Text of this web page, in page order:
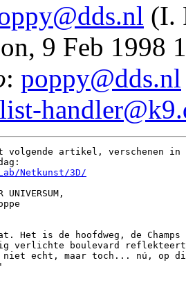
(I.
9 Feb 1998
: poppy@dds.nl
list-
volgende artikel, verschenen in
Netkunst/3D/
UNIVERSUM,
Het is de hoofdweg, de Champs
verlichte boulevard
echt, maar toch... nú, op dit